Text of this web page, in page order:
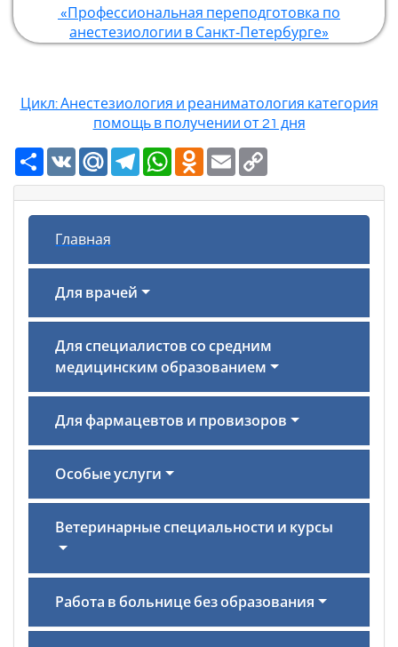
«Профессиональная переподготовка по
анестезиологии в Санкт‑Петербурге»
Цикл: Анестезиология и реаниматология категория
помощь в получении от 21 дня
Ресурс
VK Mail.RuTelegramWhatsAppOdnoklassniki
Email
Главная
Для врачей
Для специалистов со средним
медицинским образованием
Для фармацевтов и провизоров
Особые услуги
Ветеринарные специальности и курсы
Работа в больнице без образования